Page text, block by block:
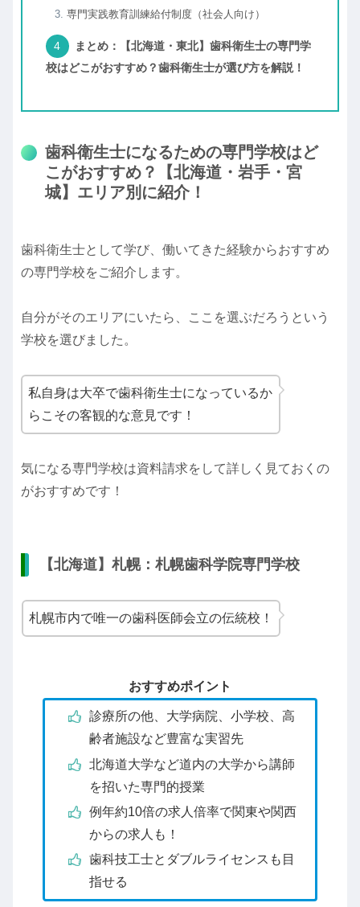
専門実践教育訓練給付制度（社会人向け）
まとめ：【北海道・東北】歯科衛生士の専門学
校はどこがおすすめ？歯科衛生士が選び方を解説！
歯科衛生士になるための専門学校はど
こがおすすめ？【北海道・岩手・宮
城】エリア別に紹介！
歯科衛生士として学び、働いてきた経験からおすすめ
の専門学校をご紹介します。
自分がそのエリアにいたら、ここを選ぶだろうという
学校を選びました。
私自身は大卒で歯科衛生士になっているか
らこその客観的な意見です！
気になる専門学校は資料請求をして詳しく見ておくの
がおすすめです！
【北海道】札幌：札幌歯科学院専門学校
札幌市内で唯一の歯科医師会立の伝統校！
おすすめポイント
診療所の他、大学病院、小学校、高
齢者施設など豊富な実習先
北海道大学など道内の大学から講師
を招いた専門的授業
例年約10倍の求人倍率で関東や関西
からの求人も！
歯科技工士とダブルライセンスも目
指せる